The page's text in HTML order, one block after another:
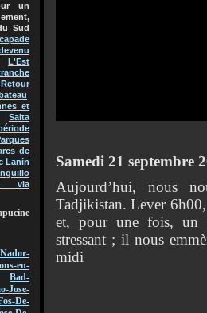
un
Sud
L'Est
Retour
et
Salta
de
Lanin
via
en-
Bad-
Jose-
De-
Samedi 21 septembre
Aujourd’hui, nous
Tadjikistan. Lever
et, pour une fois, un
stressant ; il nous
midi